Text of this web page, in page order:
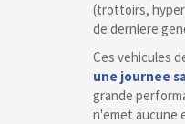
(trottoirs,
de derniere
Ces vehicules
une journee
grande
n'emet aucune